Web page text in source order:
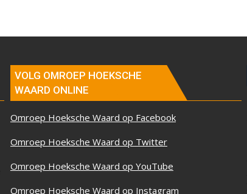
VOLG OMROEP HOEKSCHE
WAARD ONLINE
Omroep Hoeksche Waard op Facebook
Omroep Hoeksche Waard op Twitter
Omroep Hoeksche Waard op YouTube
Omroep Hoeksche Waard op Instagram